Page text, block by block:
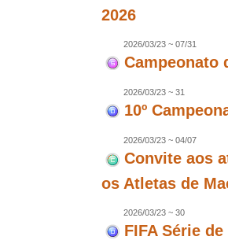
2026
2026/03/23 ~ 07/31
Campeonato
2026/03/23 ~ 31
10º
2026/03/23 ~ 04/07
Convite aos
os Atletas de
2026/03/23 ~ 30
FIFA Série